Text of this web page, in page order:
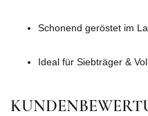
Schonend geröstet im
Ideal für Siebträger &